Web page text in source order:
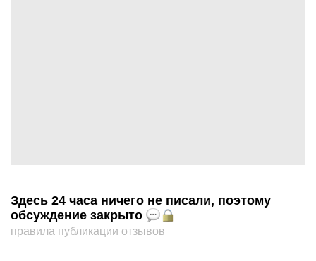
Здесь 24 часа ничего не писали, поэтому
обсуждение закрыто
правила публикации отзывов